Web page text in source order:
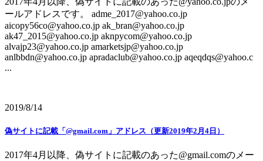
ールアドレスです。 adme_2017@yahoo.co.jp
aicopy56co@yahoo.co.jp ak_bran@yahoo.co.jp
ak47_2015@yahoo.co.jp aknpycom@yahoo.co.jp
alvajp23@yahoo.co.jp amarketsjp@yahoo.co.jp
anlbbdn@yahoo.co.jp apradaclub@yahoo.co.jp aqeqdqs@yahoo.c
...
2019/8/14
偽サイトに記載「@gmail.com」アドレス（更新2019年2月4日）
2017年4月以降、偽サイトに記載のあった@gmail.comのメー